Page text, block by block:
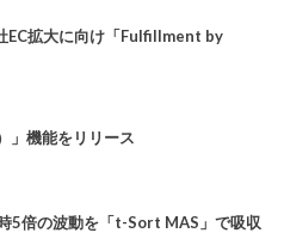
EC拡大に向け「Fulfillment by
」機能をリリース
5倍の波動を「t-Sort MAS」で吸収